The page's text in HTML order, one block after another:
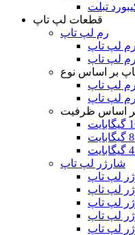
تبلت
قطعات لپ تاپ
رم لپ تاپ
بر اساس نوع
اساس ظرفیت
شارژر لپ تاپ